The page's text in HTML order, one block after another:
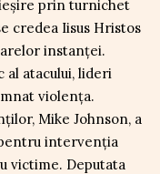
ieșire prin turnichet
credea Iisus Hristos
instanței.
al atacului, lideri
violența.
Mike Johnson, a
intervenția
victime. Deputata